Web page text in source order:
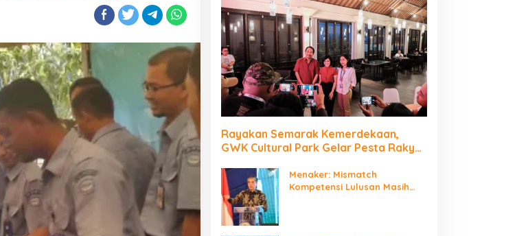
Rayakan Semarak Kemerdekaan,
GWK Cultural Park Gelar Pesta Rakyat
Menaker: Mismatch
Kompetensi Lulusan Masih